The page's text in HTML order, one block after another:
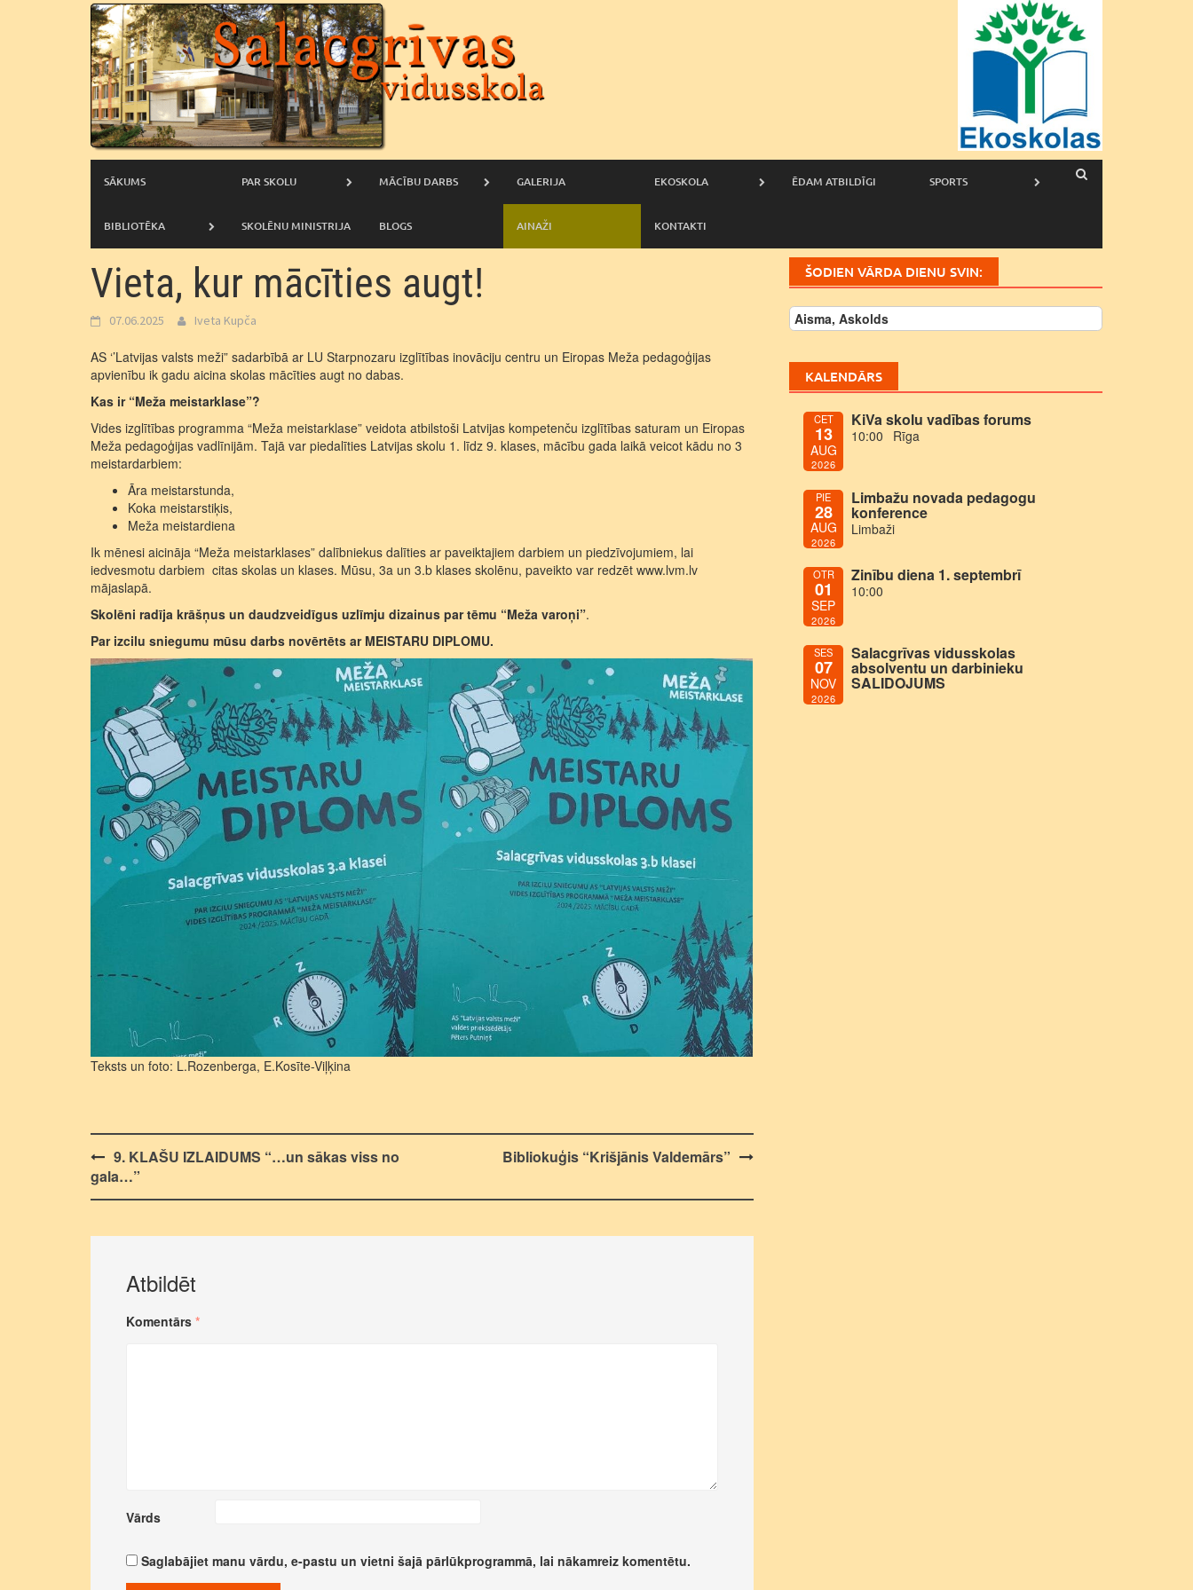
SĀKUMS PAR SKOLU MĀCĪBU DARBS GALERIJA EKOSKOLA ĒDAM ATBILDĪGI SPORTS
BIBLIOTĒKA SKOLĒNU MINISTRIJA BLOGS AINAŽI KONTAKTI
Vieta, kur mācīties augt!
07.06.2025 Iveta Kupča
AS ‘’Latvijas valsts meži” sadarbībā ar LU Starpnozaru izglītības inovāciju centru un Eiropas Meža pedagoģijas
apvienību ik gadu aicina skolas mācīties augt no dabas.
Kas ir “Meža meistarklase”?
Vides izglītības programma “Meža meistarklase” veidota atbilstoši Latvijas kompetenču izglītības saturam un Eiropas
Meža pedagoģijas vadlīnijām. Tajā var piedalīties Latvijas skolu 1. līdz 9. klases, mācību gada laikā veicot kādu no 3
meistardarbiem:
Āra meistarstunda,
Koka meistarstiķis,
Meža meistardiena
Ik mēnesi aicināja “Meža meistarklases” dalībniekus dalīties ar paveiktajiem darbiem un piedzīvojumiem, lai
iedvesmotu darbiem citas skolas un klases. Mūsu, 3a un 3.b klases skolēnu, paveikto var redzēt www.lvm.lv
mājaslapā.
Skolēni radīja krāšņus un daudzveidīgus uzlīmju dizainus par tēmu “Meža varoņi”.
Par izcilu sniegumu mūsu darbs novērtēts ar MEISTARU DIPLOMU.
Teksts un foto: L.Rozenberga, E.Kosīte-Viļķina
Post
navigation
9. KLAŠU IZLAIDUMS “…un sākas viss no
gala…”
Bibliokuģis “Krišjānis Valdemārs”
Atbildēt
Komentārs *
Vārds
Saglabājiet manu vārdu, e-pastu un vietni šajā pārlūkprogrammā, lai nākamreiz komentētu.
ŠODIEN VĀRDA DIENU SVIN:
Aisma, Askolds
KALENDĀRS
CET
13
AUG
2026
KiVa skolu vadības forums
10:00 Rīga
PIE
28
AUG
2026
Limbažu novada pedagogu
konference
Limbaži
OTR
01
SEP
2026
Zinību diena 1. septembrī
10:00
SES
07
NOV
2026
Salacgrīvas vidusskolas
absolventu un darbinieku
SALIDOJUMS